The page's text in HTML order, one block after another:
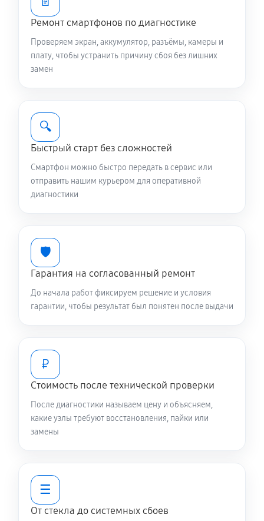
Замена разъема SIM телефона Asus ROG Phone 8
260 руб 20 минут
Замена полифонического динамика
Замена элемента телефона Asus ROG Phone 8
1070 руб 30 минут
Ремонт смартфонов по диагностике
Проверяем экран, аккумулятор, разъёмы, камеры и
плату, чтобы устранить причину сбоя без лишних
замен
🔍
Быстрый старт без сложностей
Смартфон можно быстро передать в сервис или
отправить нашим курьером для оперативной
диагностики
🛡️
Гарантия на согласованный ремонт
До начала работ фиксируем решение и условия
гарантии, чтобы результат был понятен после выдачи
₽
Стоимость после технической проверки
После диагностики называем цену и объясняем,
какие узлы требуют восстановления, пайки или
замены
☰
От стекла до системных сбоев